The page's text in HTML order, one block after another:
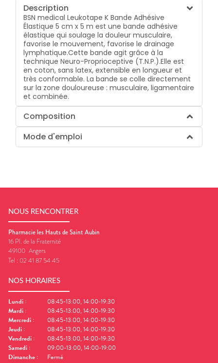
Description
BSN medical Leukotape K Bande Adhésive
Élastique 5 cm x 5 m est une bande adhésive
élastique qui soulage la douleur musculaire,
favorise le mouvement, favorise le drainage
lymphatique.Cette bande agit grâce à la
technique Neuro-Proprioceptive (T.N.P.).Elle est
en coton, sans latex, extensible en longueur et
très conformable. La bande se colle directement
sur la zone douloureuse : musculaire, ligamentaire
et combinée.
Composition
Mode d'emploi
NOUS RENCONTRER
Pharmacie les Hauts de Saint Aubin
16 Pl. de la Fraternité
49100 Angers
Tel : 02 41 87 54 45
NOS HORAIRES
Lundi :
08:45-13:00, 14:00-19:30
Mardi :
08:45-13:00, 14:00-19:30
Mercredi :
08:45-13:00, 14:00-19:30
Jeudi :
08:45-13:00, 14:00-19:30
Vendredi :
08:45-13:00, 14:00-19:30
Samedi :
09:00-13:00, 14:00-19:00
Dimanche : Fermé